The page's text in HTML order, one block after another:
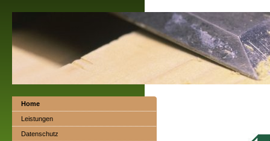
Home
Leistungen
Datenschutz